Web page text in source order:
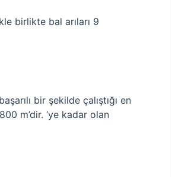
birlikte bal arıları 9
bir şekilde çalıştığı en
m’dir. ‘ye kadar olan